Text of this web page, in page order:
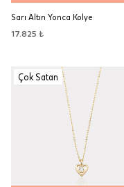
Sarı Altın Yonca Kolye
17.825 ₺
Çok Satan